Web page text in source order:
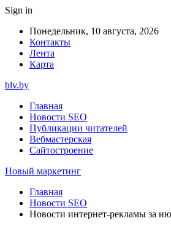
Sign in
Понедельник, 10 августа, 2026
Контакты
Лента
Карта
blv.by
Главная
Новости SEO
Публикации читателей
Вебмастерская
Сайтостроение
Новый маркетинг
Главная
Новости SEO
Новости интернет-рекламы за